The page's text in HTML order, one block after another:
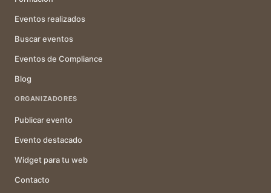
Eventos realizados
Buscar eventos
Eventos de Compliance
Blog
ORGANIZADORES
Publicar evento
Evento destacado
Widget para tu web
Contacto